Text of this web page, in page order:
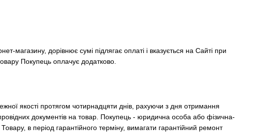
магазину, дорівнює сумі підлягає оплаті і вказується на Сайті при
Покупець оплачує додатково.
якості протягом чотирнадцяти днів, рахуючи з дня отримання
документів на товар. Покупець - юридична особа або фізична-
в період гарантійного терміну, вимагати гарантійний ремонт